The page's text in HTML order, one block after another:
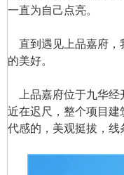
一直为自己点亮。
直到遇见上品嘉府，
的美好。
上品嘉府位于九华经
近在迟尺，整个项目
代感的，美观挺拔，线